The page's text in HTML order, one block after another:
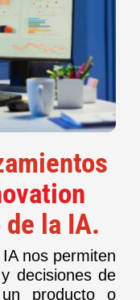
la IA.
nos permiten
decisiones de
producto o